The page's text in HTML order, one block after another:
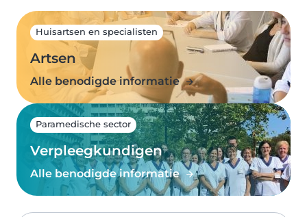
Huisartsen en specialisten
Artsen
Alle benodigde informatie
Paramedische sector
Verpleegkundigen
Alle benodigde informatie